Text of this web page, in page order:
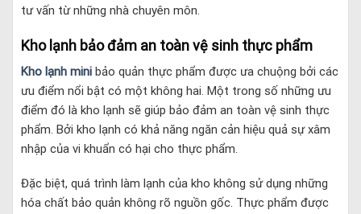
tư vấn từ những nhà chuyên môn.
Kho lạnh bảo đảm an toàn vệ sinh thực phẩm
Kho lạnh mini bảo quản thực phẩm được ưa chuộng bởi các
ưu điểm nổi bật có một không hai. Một trong số những ưu
điểm đó là kho lạnh sẽ giúp bảo đảm an toàn vệ sinh thực
phẩm. Bởi kho lạnh có khả năng ngăn cản hiệu quả sự xâm
nhập của vi khuẩn có hại cho thực phẩm.
Đặc biệt, quá trình làm lạnh của kho không sử dụng những
hóa chất bảo quản không rõ nguồn gốc. Thực phẩm được